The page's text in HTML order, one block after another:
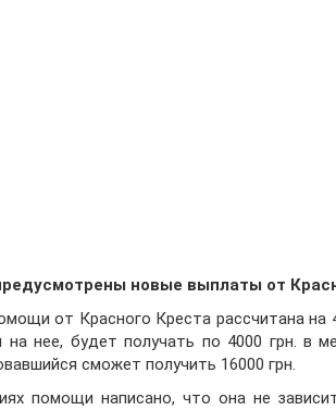
новые выплаты от
от Красного Креста рассчитана
на нее, будет получать по 4000 грн. в
сможет получить 16000 грн.
помощи написано, что она не